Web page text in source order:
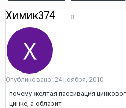
Химик374 0
Опубликовано: 24 ноября, 2010
почему желтая пассивация
цинке, а облазит